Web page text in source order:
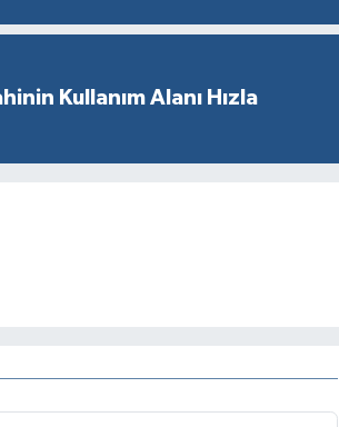
Kullanım Alanı Hızla